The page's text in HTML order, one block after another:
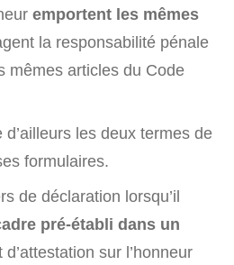
emportent les mêmes
la responsabilité pénale
mêmes articles du Code
d’ailleurs les deux termes de
formulaires.
de déclaration lorsqu’il
pré-établi dans un
d’attestation sur l’honneur